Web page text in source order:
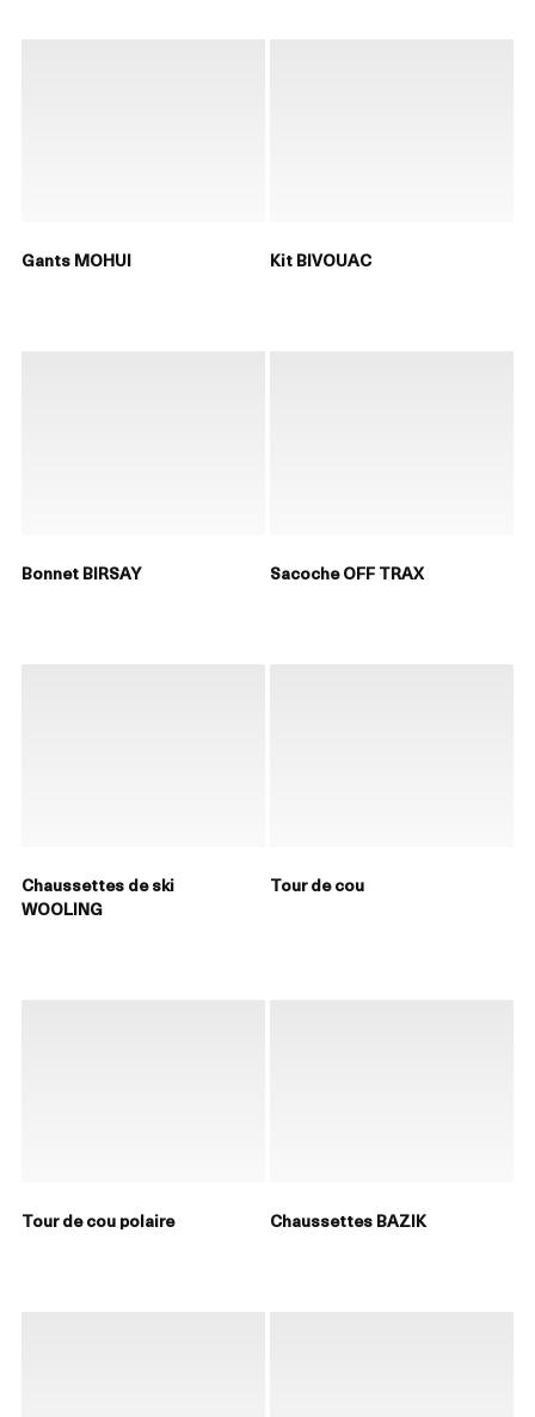
Gants MOHUI Kit BIVOUAC
Bonnet BIRSAY Sacoche OFF TRAX
Chaussettes de ski
WOOLING
Tour de cou
Tour de cou polaire Chaussettes BAZIK